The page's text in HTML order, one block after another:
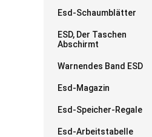
Esd-Schaumblätter
ESD, Der Taschen
Abschirmt
Warnendes Band ESD
Esd-Magazin
Esd-Speicher-Regale
Esd-Arbeitstabelle